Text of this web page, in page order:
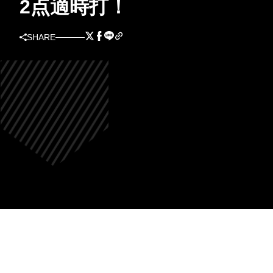
2点適時打！
SHARE